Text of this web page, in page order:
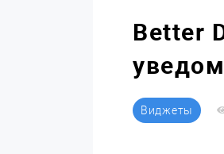
Better
Виджеты